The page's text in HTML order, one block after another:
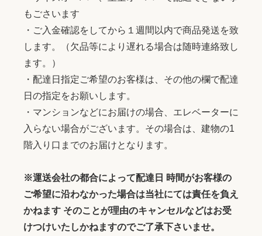
もごさいます
・ご入金確認をしてから１週間以内で商品発送を致
します。（欠品等により遅れる場合は随時連絡致し
ます。）
・配達日指定ご希望のお客様は、その他の欄で配達
日の指定をお願いします。
・マンションなどにお届けの場合、エレベーターに
入らない場合がございます。その場合は、建物の1
階入り口までのお届けとなります。
※運送会社の都合によって配達日 時間がお客様の
ご希望に沿わなかった場合は当社にては責任を負え
かねます そのことが理由のキャンセルなどはお受
けつけいたしかねますのでご了承下さいませ。